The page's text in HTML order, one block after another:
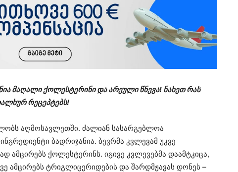
მაღალი ქოლესტერინი და არეული წნევა! ნახეთ რას
რეცეპტებს!
აღმოსავლეთში. ძალიან სასარგებლოა
ბადრიჯანია. ბევრმა კვლევამ უკვე
ამცირებს ქოლესტერინს. იგივე კვლევებმა დაამტკიცა,
ამცირებს ტრიგლიცერიდების და შარდმჟავას დონეს –